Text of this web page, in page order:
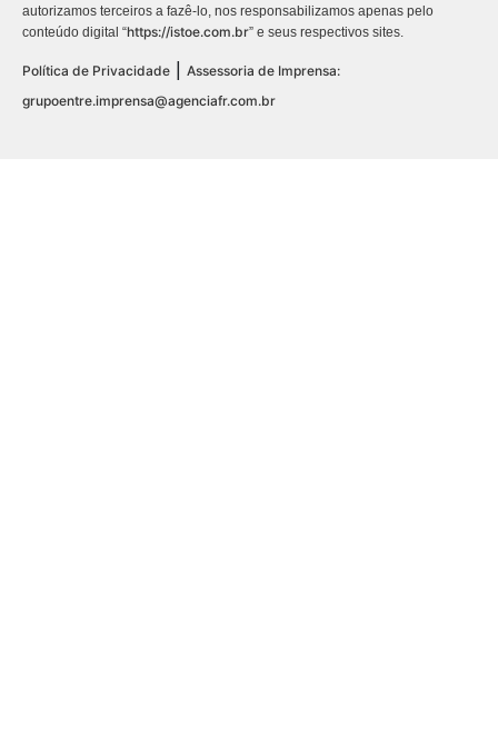
autorizamos terceiros a fazê-lo, nos responsabilizamos apenas pelo
conteúdo digital “https://istoe.com.br” e seus respectivos sites.
Política de Privacidade | Assessoria de Imprensa:
grupoentre.imprensa@agenciafr.com.br